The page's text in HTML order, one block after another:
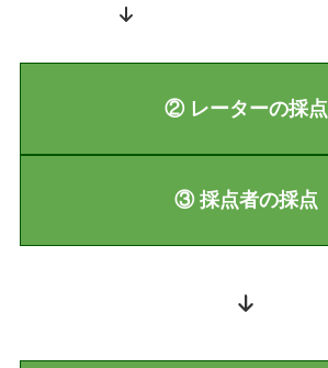
② レーターの採点
③ 採点者の採点